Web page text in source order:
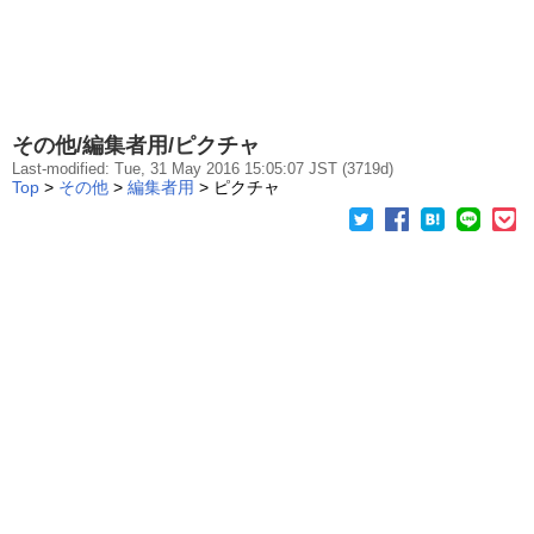
その他/編集者用/ピクチャ
Last-modified: Tue, 31 May 2016 15:05:07 JST (3719d)
Top > その他 > 編集者用 > ピクチャ